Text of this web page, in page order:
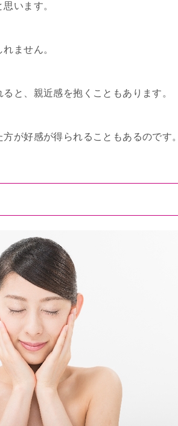
います。
ません。
と、親近感を抱くこともあります。
が好感が得られることもあるのです。